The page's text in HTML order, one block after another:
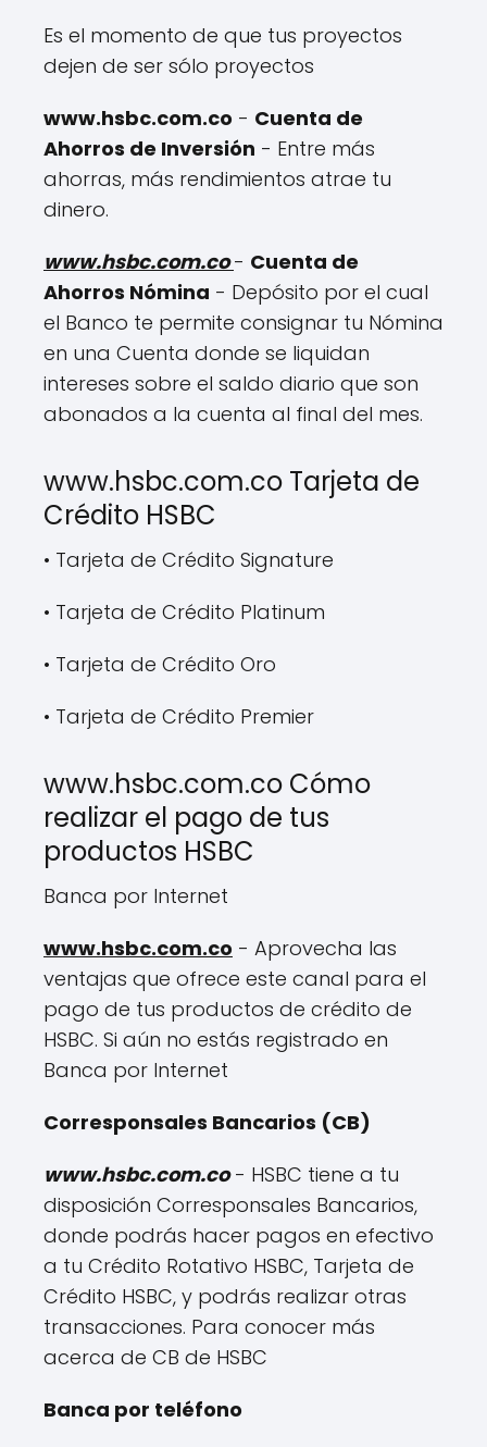
Es el momento de que tus proyectos
dejen de ser sólo proyectos
www.hsbc.com.co - Cuenta de
Ahorros de Inversión - Entre más
ahorras, más rendimientos atrae tu
dinero.
www.hsbc.com.co - Cuenta de
Ahorros Nómina - Depósito por el cual
el Banco te permite consignar tu Nómina
en una Cuenta donde se liquidan
intereses sobre el saldo diario que son
abonados a la cuenta al final del mes.
www.hsbc.com.co Tarjeta de
Crédito HSBC
• Tarjeta de Crédito Signature
• Tarjeta de Crédito Platinum
• Tarjeta de Crédito Oro
• Tarjeta de Crédito Premier
www.hsbc.com.co Cómo
realizar el pago de tus
productos HSBC
Banca por Internet
www.hsbc.com.co - Aprovecha las
ventajas que ofrece este canal para el
pago de tus productos de crédito de
HSBC. Si aún no estás registrado en
Banca por Internet
Corresponsales Bancarios (CB)
www.hsbc.com.co- HSBC tiene a tu
disposición Corresponsales Bancarios,
donde podrás hacer pagos en efectivo
a tu Crédito Rotativo HSBC, Tarjeta de
Crédito HSBC, y podrás realizar otras
transacciones. Para conocer más
acerca de CB de HSBC
Banca por teléfono